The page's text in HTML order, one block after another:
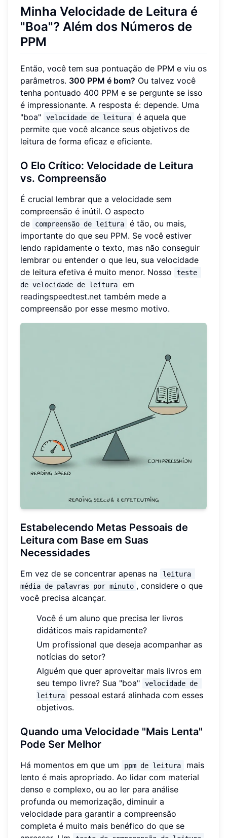
Minha Velocidade de Leitura é
"Boa"? Além dos Números de
PPM
Então, você tem sua pontuação de PPM e viu os
parâmetros. 300 PPM é bom? Ou talvez você
tenha pontuado 400 PPM e se pergunte se isso
é impressionante. A resposta é: depende. Uma
"boa"
velocidade de leitura
é aquela que
permite que você alcance seus objetivos de
leitura de forma eficaz e eficiente.
O Elo Crítico: Velocidade de Leitura
vs. Compreensão
É crucial lembrar que a velocidade sem
compreensão é inútil. O aspecto
de
compreensão de leitura
é tão, ou mais,
importante do que seu PPM. Se você estiver
lendo rapidamente o texto, mas não conseguir
lembrar ou entender o que leu, sua velocidade
de leitura efetiva é muito menor. Nosso
teste
de velocidade de leitura
em
readingspeedtest.net também mede a
compreensão por esse mesmo motivo.
Estabelecendo Metas Pessoais de
Leitura com Base em Suas
Necessidades
Em vez de se concentrar apenas na
leitura
média de palavras por minuto , considere o que
você precisa alcançar.
Você é um aluno que precisa ler livros
didáticos mais rapidamente?
Um profissional que deseja acompanhar as
notícias do setor?
Alguém que quer aproveitar mais livros em
seu tempo livre? Sua "boa"
velocidade de
leitura
pessoal estará alinhada com esses
objetivos.
Quando uma Velocidade "Mais Lenta"
Pode Ser Melhor
Há momentos em que um ppm de leitura
mais
lento é mais apropriado. Ao lidar com material
denso e complexo, ou ao ler para análise
profunda ou memorização, diminuir a
velocidade para garantir a compreensão
completa é muito mais benéfico do que se